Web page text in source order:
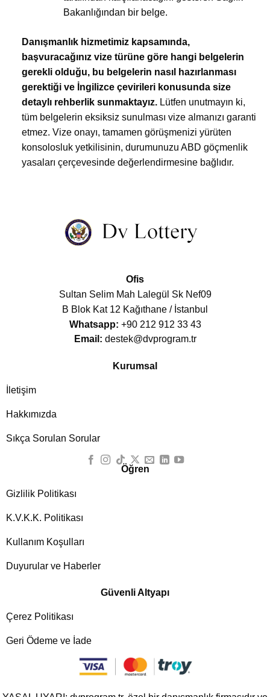
Bakanlığından bir belge.
Danışmanlık hizmetimiz kapsamında,
başvuracağınız vize türüne göre hangi belgelerin
gerekli olduğu, bu belgelerin nasıl hazırlanması
gerektiği ve İngilizce çevirileri konusunda size
detaylı rehberlik sunmaktayız.Lütfen unutmayın ki,
tüm belgelerin eksiksiz sunulması vize almanızı garanti
etmez. Vize onayı, tamamen görüşmenizi yürüten
konsolosluk yetkilisinin, durumunuzu ABD göçmenlik
yasaları çerçevesinde değerlendirmesine bağlıdır.
Ofis
Sultan Selim Mah Lalegül Sk Nef09
B Blok Kat 12 Kağıthane / İstanbul
Whatsapp: +90 212 912 33 43
Email: destek@dvprogram.tr
Kurumsal
İletişim
Hakkımızda
Sıkça Sorulan Sorular
Öğren
Gizlilik Politikası
K.V.K.K. Politikası
Kullanım Koşulları
Duyurular ve Haberler
Güvenli Altyapı
Çerez Politikası
Geri Ödeme ve İade